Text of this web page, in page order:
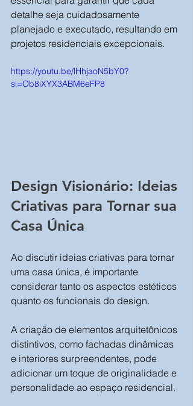
detalhe seja cuidadosamente
planejado e executado, resultando em
projetos residenciais excepcionais.
https://youtu.be/lHhjaoN5bY0?
si=Ob8iXYX3ABM6eFP8
Design Visionário: Ideias
Criativas para Tornar sua
Casa Única
Ao discutir ideias criativas para tornar
uma casa única, é importante
considerar tanto os aspectos estéticos
quanto os funcionais do design.
A criação de elementos arquitetônicos
distintivos, como fachadas dinâmicas
e interiores surpreendentes, pode
adicionar um toque de originalidade e
personalidade ao espaço residencial.